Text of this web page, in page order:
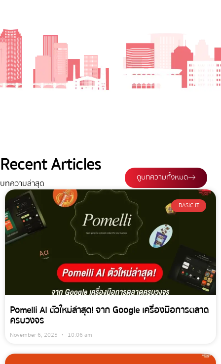
Recent Articles
บทความล่าสุด ดูบทความทั้งหมด
BASIC IT
Pomelli AI ตัวใหม่ล่าสุด! จาก Google เครื่องมือการตลาด
ครบวงจร
November 6, 2025 10:06 am